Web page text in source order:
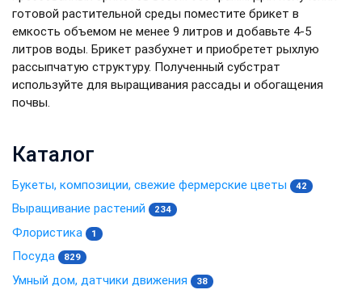
готовой растительной среды поместите брикет в
емкость объемом не менее 9 литров и добавьте 4-5
литров воды. Брикет разбухнет и приобретет рыхлую
рассыпчатую структуру. Полученный субстрат
используйте для выращивания рассады и обогащения
почвы.
Каталог
Букеты, композиции, свежие фермерские цветы 42
Выращивание растений 234
Флористика 1
Посуда 829
Умный дом, датчики движения 38